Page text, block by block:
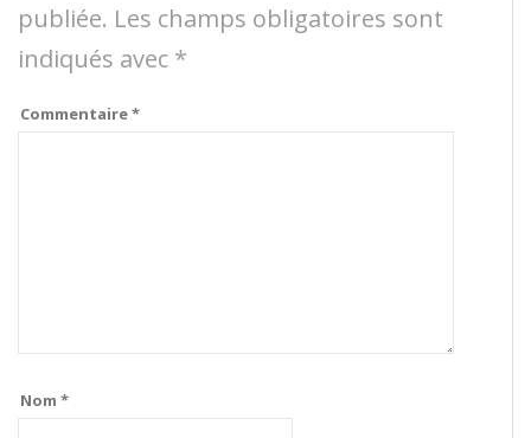
publiée. Les champs obligatoires sont
indiqués avec *
Commentaire*
Nom *